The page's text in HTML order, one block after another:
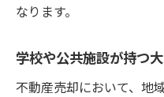
津市の不動産売却
不動産業界の
なります。
学校や公共施設が持つ
不動産売却において、地